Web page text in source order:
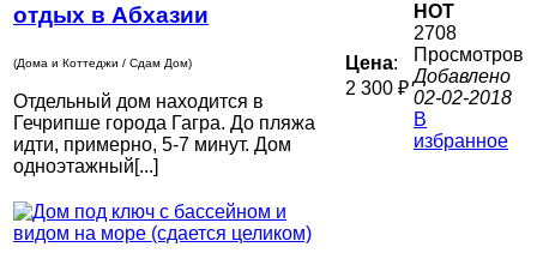
отдых в Абхазии
(Дома и Коттеджи / Сдам Дом)
Отдельный дом находится в
Гечрипше города Гагра. До пляжа
идти, примерно, 5-7 минут. Дом
одноэтажный[...]
Цена:
2 300 ₽
HOT
2708
Просмотров
Добавлено
02-02-2018
В
избранное